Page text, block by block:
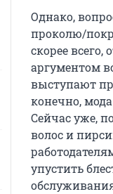
Однако,
проколю/
скорее
аргументом
выступают
конечно,
Сейчас уже,
волос и
упустить